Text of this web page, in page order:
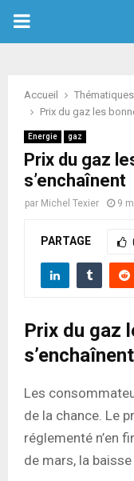
PRIMARY
Accueil Thématiques
Prix du gaz les
Energie gaz
Prix du gaz
s’enchaînent
par Michel Texier 9
PARTAGE
Prix du gaz
s’enchaînent
Les
de la chance. Le
réglementé n’en
de mars, la baisse